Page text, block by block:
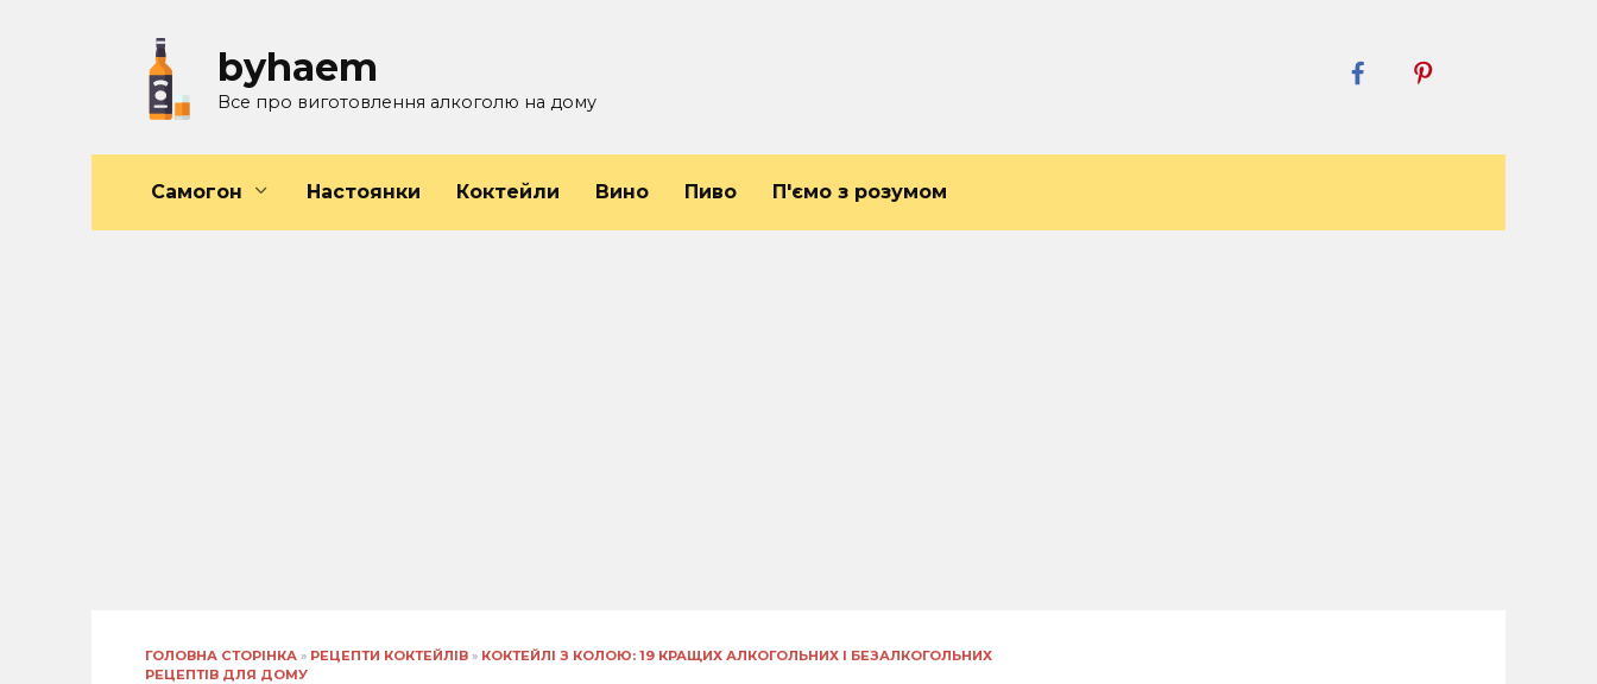
byhaem
Все про виготовлення алкоголю на дому
Самогон Настоянки Коктейли Вино Пиво П'ємо з розумом
ГОЛОВНА СТОРІНКА » РЕЦЕПТИ КОКТЕЙЛІВ » КОКТЕЙЛІ З КОЛОЮ: 19 КРАЩИХ АЛКОГОЛЬНИХ І БЕЗАЛКОГОЛЬНИХ
РЕЦЕПТІВ ДЛЯ ДОМУ